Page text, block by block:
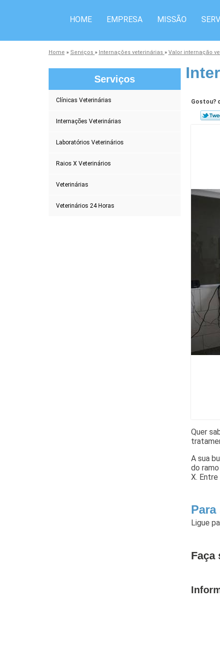
HOME EMPRESA MISSÃO
Home » Serviços » Internações veterinárias » Valor internação
Serviços
Clínicas Veterinárias
Internações Veterinárias
Laboratórios Veterinários
Raios X Veterinários
Veterinárias
Veterinários 24 Horas
Gostou?
Quer
A sua
do
X.
Ligue
Faça